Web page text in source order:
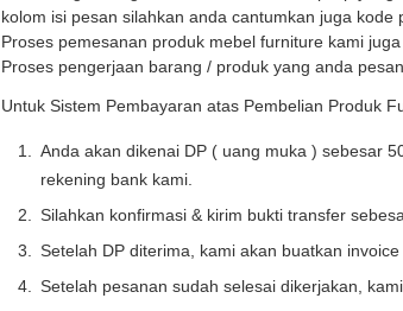
kolom isi pesan silahkan anda cantumkan juga kode
Proses pemesanan produk mebel furniture kami
Proses pengerjaan barang / produk yang anda
Untuk Sistem Pembayaran atas Pembelian Produk
Anda akan dikenai DP ( uang muka ) sebesar
rekening bank kami.
Silahkan konfirmasi & kirim bukti transfer
Setelah DP diterima, kami akan buatkan
Setelah pesanan sudah selesai dikerjakan,